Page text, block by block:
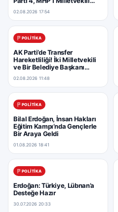
02.08.2026 17:54
POLITIKA
AK Parti’de Transfer
Hareketliliği! İki Milletvekili
ve Bir Belediye Başkanı
02.08.2026 11:48
POLITIKA
Bilal Erdoğan, İnsan Hakları
Eğitim Kampı’nda Gençlerle
Bir Araya Geldi
01.08.2026 18:41
POLITIKA
Erdoğan: Türkiye, Lübnan’a
Desteğe Hazır
30.07.2026 20:33